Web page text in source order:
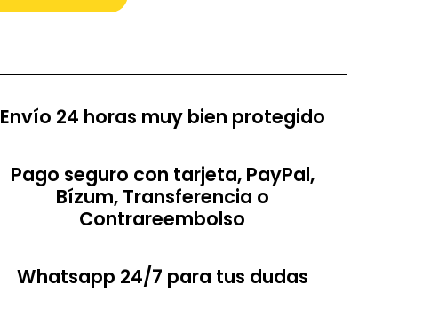
Envío 24 horas muy bien protegido
Pago seguro con tarjeta, PayPal,
Bízum, Transferencia o
Contrareembolso
Whatsapp 24/7 para tus dudas